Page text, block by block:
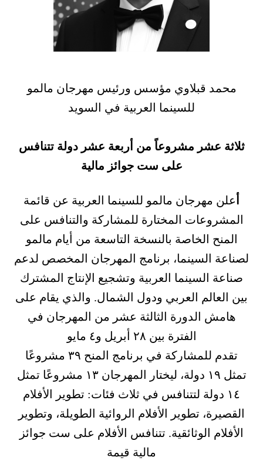
محمد قبلاوي مؤسس ورئيس مهرجان مالمو
للسينما العربية في السويد
ثلاثة عشر مشروعاً من أربعة عشر دولة تتنافس
على ست جوائز مالية
علن مهرجان مالمو للسينما العربية عن قائمة
المشروعات المختارة للمشاركة والتنافس على
المنح الخاصة بالنسخة التاسعة من أيام مالمو
لصناعة السينما، برنامج المهرجان المخصص لدعم
صناعة السينما العربية وتشجيع الإنتاج المشترك
بين العالم العربي ودول الشمال. والذي يقام على
هامش الدورة الثالثة عشر من المهرجان في
الفترة بين ٢٨ أبريل و٤ مايو
تقدم للمشاركة في برنامج المنح ٣٩ مشروعًا
تمثل ١٩ دولة، ليختار المهرجان ١٣ مشروعًا تمثل
١٤ دولة لتتنافس في ثلاث فئات: تطوير الأفلام
القصيرة، تطوير الأفلام الروائية الطويلة، وتطوير
الأفلام الوثائقية. تتنافس الأفلام على ست جوائز
مالية قيمة